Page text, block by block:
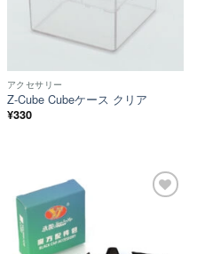
アクセサリー
Z-Cube Cubeケース クリア
¥330